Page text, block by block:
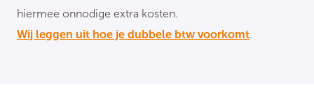
hiermee onnodige extra kosten.
Wij leggen uit hoe je dubbele btw voorkomt.